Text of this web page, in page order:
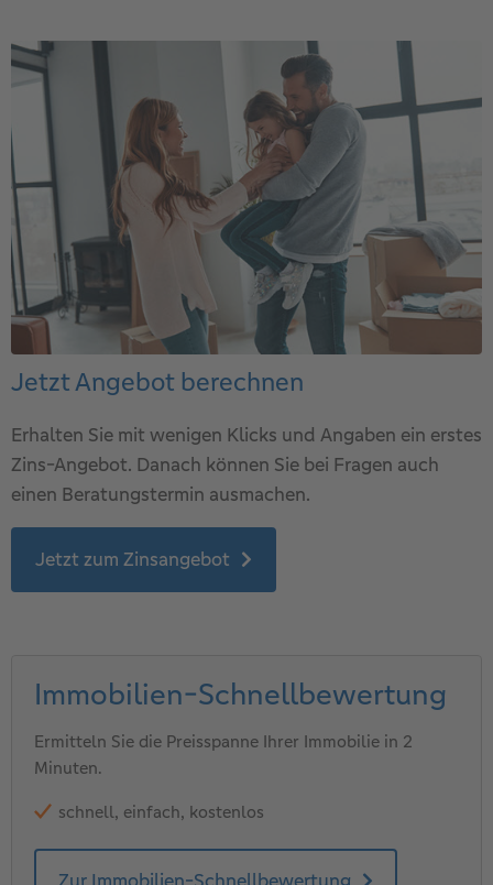
Jetzt Angebot berechnen
Erhalten Sie mit wenigen Klicks und Angaben ein erstes
Zins-Angebot. Danach können Sie bei Fragen auch
einen Beratungstermin ausmachen.
Jetzt zum Zinsangebot
Immobilien-Schnellbewertung
Ermitteln Sie die Preisspanne Ihrer Immobilie in 2
Minuten.
schnell, einfach, kostenlos